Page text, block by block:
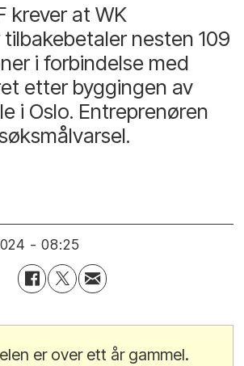
krever at WK
nesten 109
i forbindelse med
etter byggingen av
i Oslo. Entreprenøren
- 08:25
er over ett år gammel.